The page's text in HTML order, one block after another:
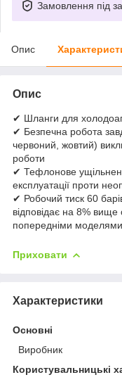
Замовлення під
Опис
Опис
✔ Шланги для
✔ Безпечна робота
червоний, жовтий)
роботи
✔ Тефлонове
експлуатації проти
✔ Робочий тиск 60
відповідає на 8%
попередніми моделями
Приховати
Характеристики
Основні
Виробник
Користувальницькі